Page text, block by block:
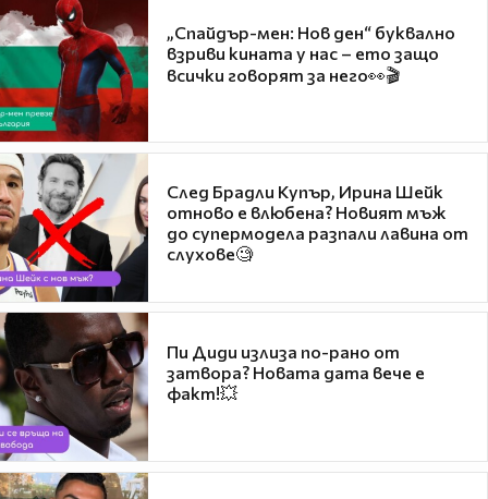
„Спайдър-мен: Нов ден“ буквално
взриви кината у нас – ето защо
всички говорят за него👀🎬
След Брадли Купър, Ирина Шейк
отново е влюбена? Новият мъж
до супермодела разпали лавина от
слухове🧐
Пи Диди излиза по-рано от
затвора? Новата дата вече е
факт!💥